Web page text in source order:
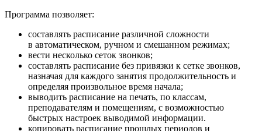
Программа позволяет:
составлять расписание различной сложности
в автоматическом, ручном и смешанном режимах;
вести несколько сеток звонков;
составлять расписание без привязки к сетке звонков,
назначая для каждого занятия продолжительность и
определяя произвольное время начала;
выводить расписание на печать, по классам,
преподавателям и помещениям, с возможностью
быстрых настроек выводимой информации.
копировать расписание прошлых периодов и